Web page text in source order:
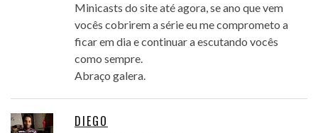
Minicasts do site até agora, se ano que vem
vocês cobrirem a série eu me comprometo a
ficar em dia e continuar a escutando vocês
como sempre.
Abraço galera.
DIEGO